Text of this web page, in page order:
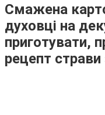
Смажена
духовці на
приготувати,
рецепт